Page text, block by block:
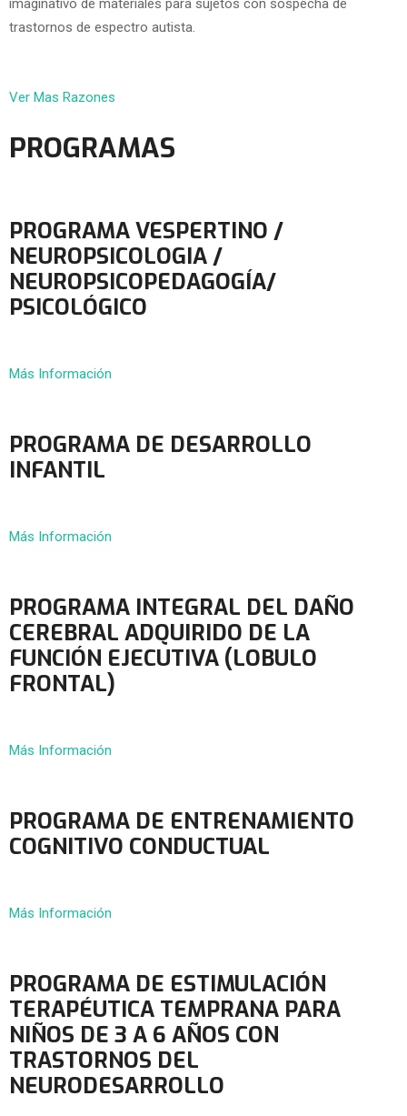
imaginativo de materiales para sujetos con sospecha de
trastornos de espectro autista.
Ver Mas Razones
PROGRAMAS
PROGRAMA VESPERTINO /
NEUROPSICOLOGIA /
NEUROPSICOPEDAGOGÍA/
PSICOLÓGICO
Más Información
PROGRAMA DE DESARROLLO
INFANTIL
Más Información
PROGRAMA INTEGRAL DEL DAÑO
CEREBRAL ADQUIRIDO DE LA
FUNCIÓN EJECUTIVA (LOBULO
FRONTAL)
Más Información
PROGRAMA DE ENTRENAMIENTO
COGNITIVO CONDUCTUAL
Más Información
PROGRAMA DE ESTIMULACIÓN
TERAPÉUTICA TEMPRANA PARA
NIÑOS DE 3 A 6 AÑOS CON
TRASTORNOS DEL
NEURODESARROLLO